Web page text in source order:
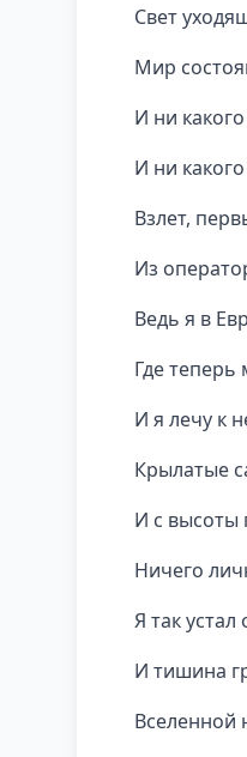
Свет
Мир
И ни
И ни
Взлет,
Из
Ведь я в
Где
И я лечу к
Крылатые
И с высоты
Ничего
Я так
И тишина
Вселенной